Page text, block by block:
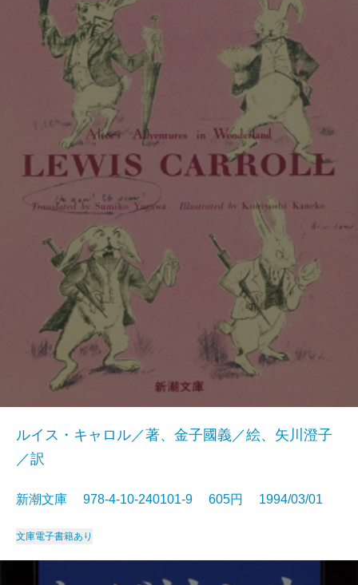
ルイス・キャロル／著、金子國義／絵、矢川澄子
／訳
新潮文庫 978-4-10-240101-9 605円 1994/03/01
文庫電子書籍あり